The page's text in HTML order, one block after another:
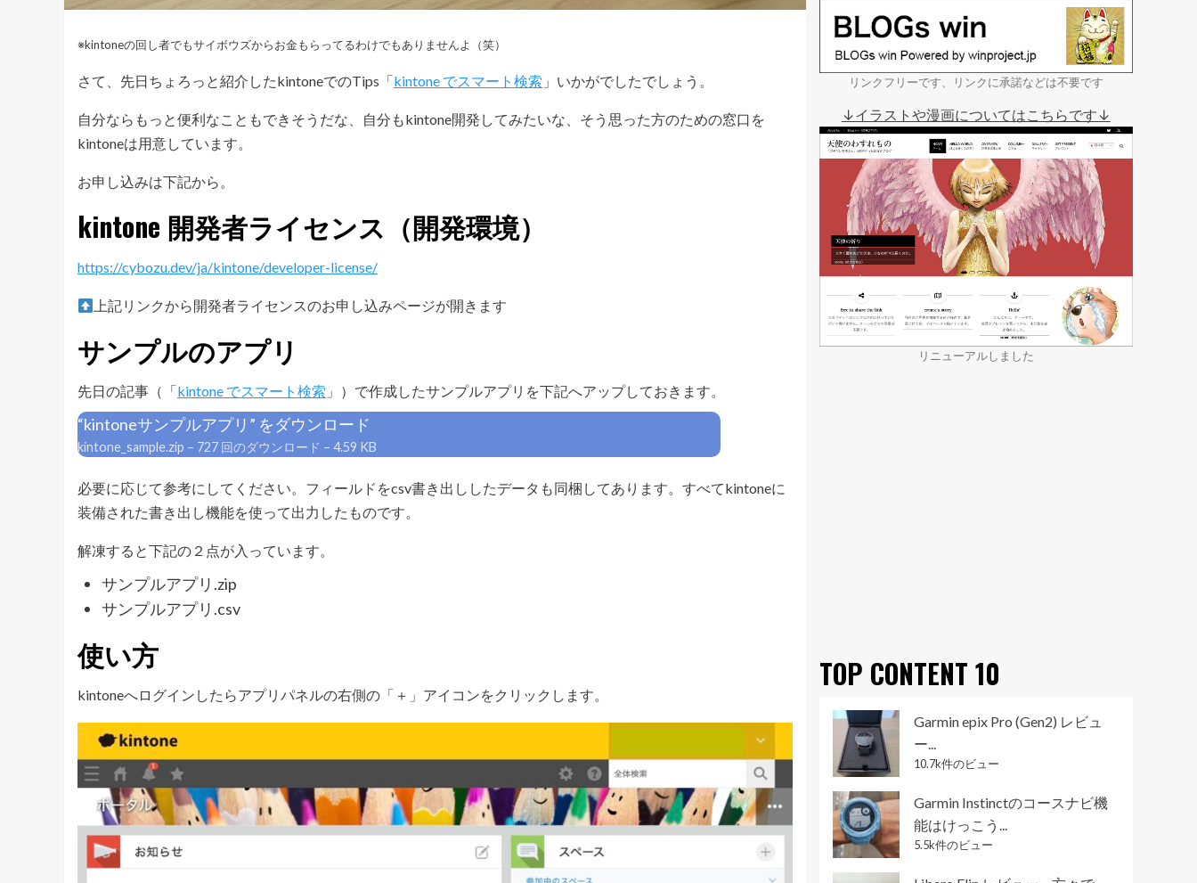
※kintoneの回し者でもサイボウズからお金もらってるわけでもありませんよ（笑）
さて、先日ちょろっと紹介したkintoneでのTips「kintone でスマート検索 」いかがでしたでしょう。
自分ならもっと便利なこともできそうだな、自分もkintone開発してみたいな、そう思った方のための窓口を
kintoneは用意しています。
お申し込みは下記から。
kintone 開発者ライセンス（開発環境）
https://cybozu.dev/ja/kintone/developer-license/
上記リンクから開発者ライセンスのお申し込みページが開きます
サンプルのアプリ
先日の記事（「kintone でスマート検索 」）で作成したサンプルアプリを下記へアップしておきます。
“kintoneサンプルアプリ” をダウンロード
kintone_sample.zip – 727 回のダウンロード – 4.59 KB
必要に応じて参考にしてください。フィールドをcsv書き出ししたデータも同梱してあります。すべてkintoneに
装備された書き出し機能を使って出力したものです。
解凍すると下記の２点が入っています。
サンプルアプリ.zip
サンプルアプリ.csv
使い方
kintoneへログインしたらアプリパネルの右側の「＋」アイコンをクリックします。
リンクフリーです、リンクに承諾などは不要です
↓イラストや漫画についてはこちらです↓
リニューアルしました
TOP CONTENT 10
Garmin epix Pro (Gen2) レビュ
ー...
10.7k件のビュー
Garmin Instinctのコースナビ機
能はけっこう...
5.5k件のビュー